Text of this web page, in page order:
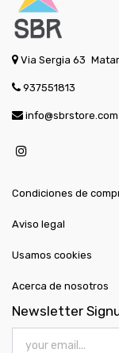
Via Sergia 63
937551813
info@sbrstore.com
Condiciones de
Aviso legal
Usamos cookies
Acerca de nosotros
Newsletter